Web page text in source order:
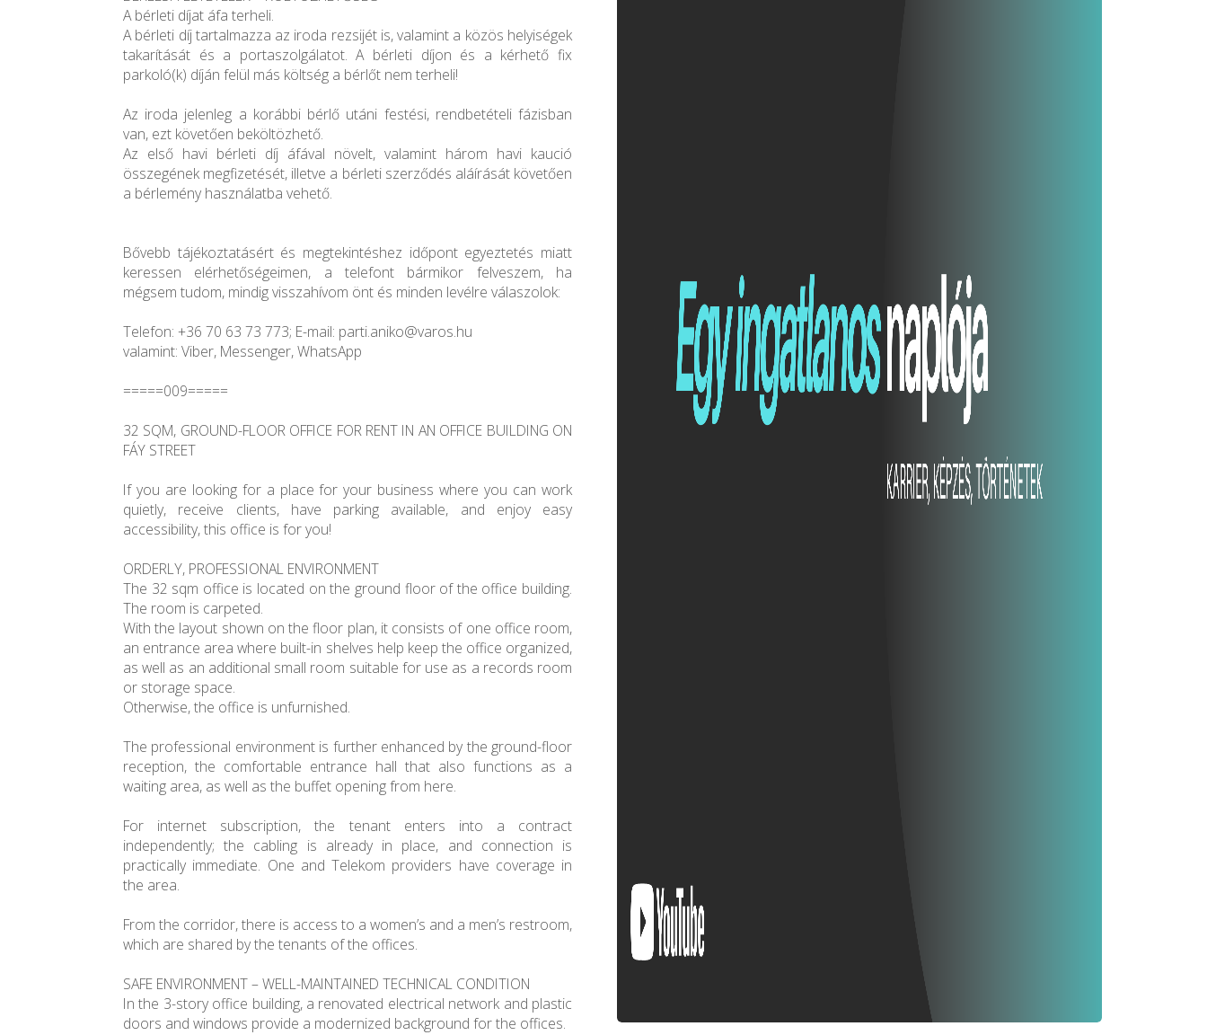
A bérleti díjat áfa terheli.
A bérleti díj tartalmazza az iroda rezsijét is, valamint a közös helyiségek
takarítását és a portaszolgálatot. A bérleti díjon és a kérhető fix
parkoló(k) díján felül más költség a bérlőt nem terheli!
Az iroda jelenleg a korábbi bérlő utáni festési, rendbetételi fázisban
van, ezt követően beköltözhető.
Az első havi bérleti díj áfával növelt, valamint három havi kaució
összegének megfizetését, illetve a bérleti szerződés aláírását követően
a bérlemény használatba vehető.
Bővebb tájékoztatásért és megtekintéshez időpont egyeztetés miatt
keressen elérhetőségeimen, a telefont bármikor felveszem, ha
mégsem tudom, mindig visszahívom önt és minden levélre válaszolok:
Telefon: +36 70 63 73 773; E-mail: parti.aniko@varos.hu
valamint: Viber, Messenger, WhatsApp
=====009=====
32 SQM, GROUND-FLOOR OFFICE FOR RENT IN AN OFFICE BUILDING ON
FÁY STREET
If you are looking for a place for your business where you can work
quietly, receive clients, have parking available, and enjoy easy
accessibility, this office is for you!
ORDERLY, PROFESSIONAL ENVIRONMENT
The 32 sqm office is located on the ground floor of the office building.
The room is carpeted.
With the layout shown on the floor plan, it consists of one office room,
an entrance area where built-in shelves help keep the office organized,
as well as an additional small room suitable for use as a records room
or storage space.
Otherwise, the office is unfurnished.
The professional environment is further enhanced by the ground-floor
reception, the comfortable entrance hall that also functions as a
waiting area, as well as the buffet opening from here.
For internet subscription, the tenant enters into a contract
independently; the cabling is already in place, and connection is
practically immediate. One and Telekom providers have coverage in
the area.
From the corridor, there is access to a women’s and a men’s restroom,
which are shared by the tenants of the offices.
SAFE ENVIRONMENT – WELL-MAINTAINED TECHNICAL CONDITION
In the 3-story office building, a renovated electrical network and plastic
doors and windows provide a modernized background for the offices.